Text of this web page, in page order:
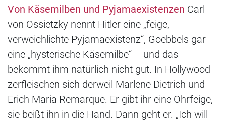
Von Käsemilben und Pyjamaexistenzen Carl
von Ossietzky nennt Hitler eine „feige,
verweichlichte Pyjamaexistenz“, Goebbels gar
eine „hysterische Käsemilbe“ – und das
bekommt ihm natürlich nicht gut. In Hollywood
zerfleischen sich derweil Marlene Dietrich und
Erich Maria Remarque. Er gibt ihr eine Ohrfeige,
sie beißt ihn in die Hand. Dann geht er. „Ich will